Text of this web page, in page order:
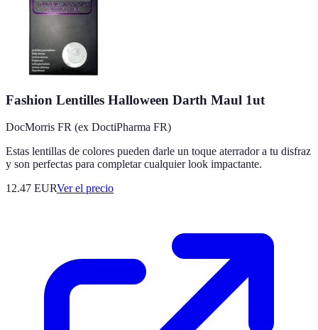
Fashion Lentilles Halloween Darth Maul 1ut
DocMorris FR (ex DoctiPharma FR)
Estas lentillas de colores pueden darle un toque aterrador a tu disfraz
y son perfectas para completar cualquier look impactante.
12.47 EURVer el precio